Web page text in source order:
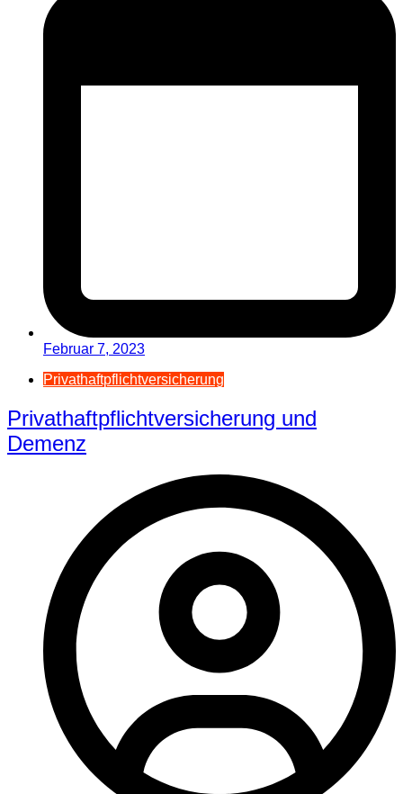
Februar 7, 2023
Privathaftpflichtversicherung
Privathaftpflichtversicherung und
Demenz